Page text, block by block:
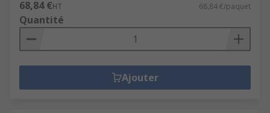
68,84 €HT 68,84 €/paquet
Quantité
Ajouter